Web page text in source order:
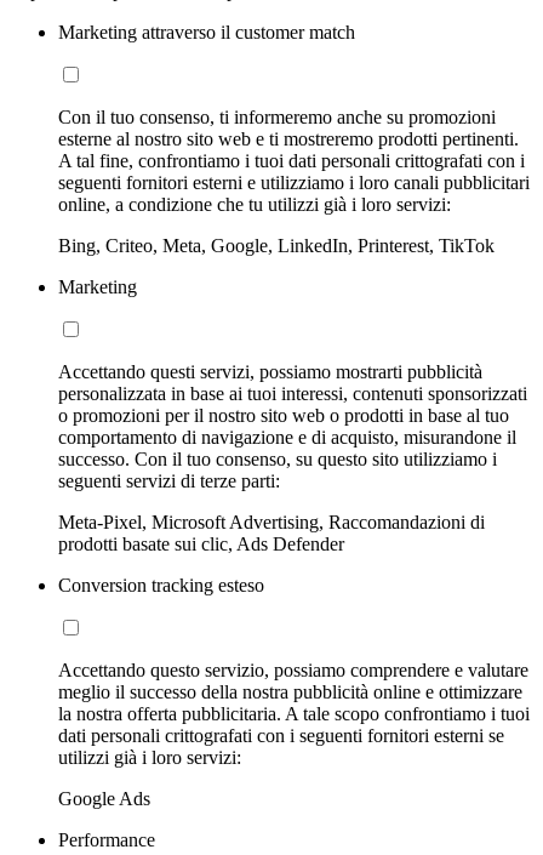
Marketing attraverso il customer match
Con il tuo consenso, ti informeremo anche su promozioni
esterne al nostro sito web e ti mostreremo prodotti pertinenti.
A tal fine, confrontiamo i tuoi dati personali crittografati con i
seguenti fornitori esterni e utilizziamo i loro canali pubblicitari
online, a condizione che tu utilizzi già i loro servizi:
Bing, Criteo, Meta, Google, LinkedIn, Printerest, TikTok
Marketing
Accettando questi servizi, possiamo mostrarti pubblicità
personalizzata in base ai tuoi interessi, contenuti sponsorizzati
o promozioni per il nostro sito web o prodotti in base al tuo
comportamento di navigazione e di acquisto, misurandone il
successo. Con il tuo consenso, su questo sito utilizziamo i
seguenti servizi di terze parti:
Meta-Pixel, Microsoft Advertising, Raccomandazioni di
prodotti basate sui clic, Ads Defender
Conversion tracking esteso
Accettando questo servizio, possiamo comprendere e valutare
meglio il successo della nostra pubblicità online e ottimizzare
la nostra offerta pubblicitaria. A tale scopo confrontiamo i tuoi
dati personali crittografati con i seguenti fornitori esterni se
utilizzi già i loro servizi:
Google Ads
Performance